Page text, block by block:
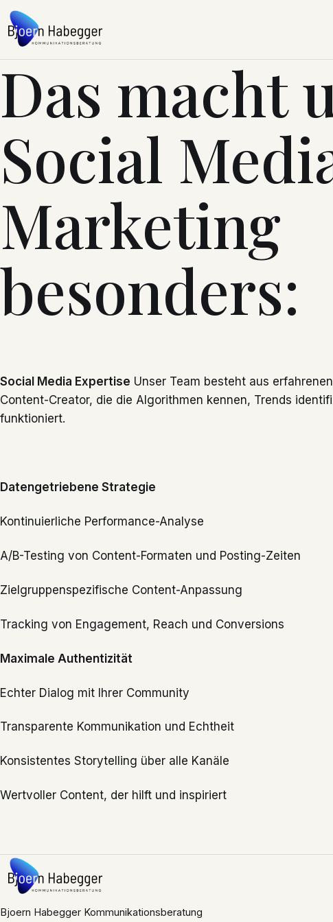
Zum Inhalt springen
Das macht
Social
Marketing
besonders:
Social Media Expertise Unser Team besteht aus
Content-Creator, die die Algorithmen kennen, Trends
funktioniert.
Datengetriebene Strategie
Kontinuierliche Performance-Analyse
A/B-Testing von Content-Formaten und Posting-Zeiten
Zielgruppenspezifische Content-Anpassung
Tracking von Engagement, Reach und Conversions
Maximale Authentizität
Echter Dialog mit Ihrer Community
Transparente Kommunikation und Echtheit
Konsistentes Storytelling über alle Kanäle
Wertvoller Content, der hilft und inspiriert
Bjoern Habegger Kommunikationsberatung